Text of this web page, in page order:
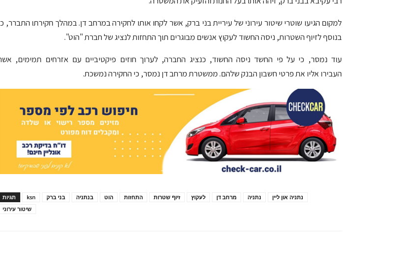
למקום הגיעו שוטרי שיטור עירוני של עיריית בני ברק, אשר לקחו אותו לחקירה במרחב דן. במהלך חקירתו התברר,
בנוסף לזיוף השטרות, ניסה החשוד לעקוץ אנשים מבוגרים תוך התחזות לנציג של חברת "הוט".
עוד נמסר, כי על פי החשד ניסה החשוד, כנציג החברה, לערוך חוזים פיקטיביים עם אזרחים תמימים,
העבירו אליו את פרטי חשבון הבנק שלהם. ממשטרת מרחב דן נמסר, כי החקירה נמשכת.
תגיות ksn בני ברק בנתניה הוט התחזות זיוף שטרות לעקוץ מרחב דן נתניה
נתניה און ליין
שיטור עירוני